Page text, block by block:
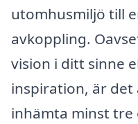
utomhusmiljö till
avkoppling.
vision i ditt sinne
inspiration, är
inhämta minst